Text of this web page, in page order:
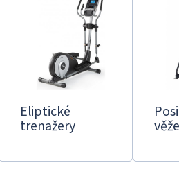
Eliptické
trenažery
věže